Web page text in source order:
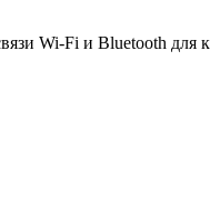
Wi-Fi и Bluetooth для